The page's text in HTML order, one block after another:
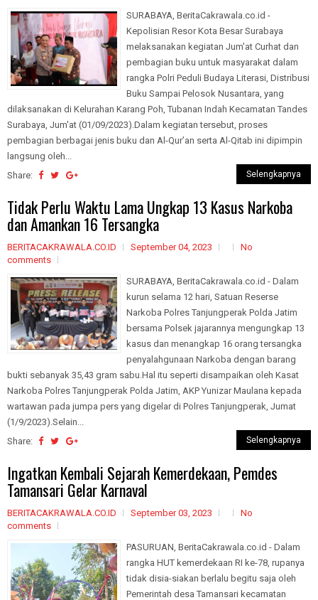
SURABAYA, BeritaCakrawala.co.id -
Kepolisian Resor Kota Besar Surabaya
melaksanakan kegiatan Jum'at Curhat dan
pembagian buku untuk masyarakat dalam
rangka Polri Peduli Budaya Literasi, Distribusi
Buku Sampai Pelosok Nusantara, yang
dilaksanakan di Kelurahan Karang Poh, Tubanan Indah Kecamatan Tandes
Surabaya, Jum'at (01/09/2023).Dalam kegiatan tersebut, proses
pembagian berbagai jenis buku dan Al-Qur’an serta Al-Qitab ini dipimpin
langsung oleh...
Share:
Selengkapnya
Tidak Perlu Waktu Lama Ungkap 13 Kasus Narkoba
dan Amankan 16 Tersangka
BERITACAKRAWALA.CO.ID September 04, 2023
No
comments
SURABAYA, BeritaCakrawala.co.id - Dalam
kurun selama 12 hari, Satuan Reserse
Narkoba Polres Tanjungperak Polda Jatim
bersama Polsek jajarannya mengungkap 13
kasus dan menangkap 16 orang tersangka
penyalahgunaan Narkoba dengan barang
bukti sebanyak 35,43 gram sabu.Hal itu seperti disampaikan oleh Kasat
Narkoba Polres Tanjungperak Polda Jatim, AKP Yunizar Maulana kepada
wartawan pada jumpa pers yang digelar di Polres Tanjungperak, Jumat
(1/9/2023).Selain...
Share:
Selengkapnya
Ingatkan Kembali Sejarah Kemerdekaan, Pemdes
Tamansari Gelar Karnaval
BERITACAKRAWALA.CO.ID September 03, 2023
No
comments
PASURUAN, BeritaCakrawala.co.id - Dalam
rangka HUT kemerdekaan RI ke-78, rupanya
tidak disia-siakan berlalu begitu saja oleh
Pemerintah desa Tamansari kecamatan